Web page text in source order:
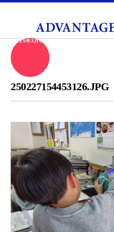
2025年3月6日
250227154453126.JPG